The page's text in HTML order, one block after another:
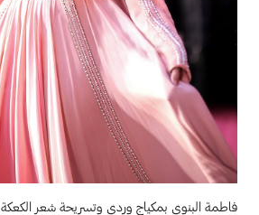
فاطمة البنوي بمكياج وردي وتسريحة شعر الكعكة